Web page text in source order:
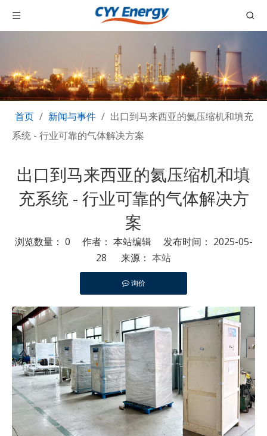
首页 / 新闻与事件 / 出口到马来西亚的氦压缩机和填充
系统 - 行业可靠的气体解决方案
出口到马来西亚的氦压缩机和填
充系统 - 行业可靠的气体解决方
案
浏览数量： 0 作者： 本站编辑 发布时间： 2025-05-
28 来源： 本站
询价